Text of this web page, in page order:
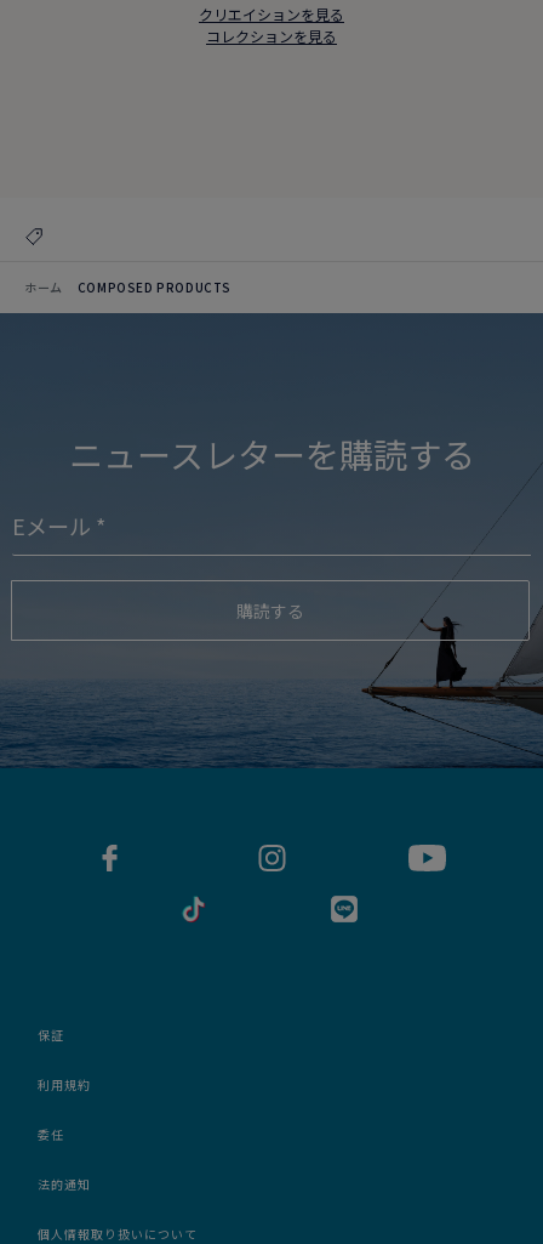
クリエイションを見る
コレクションを見る
ホーム COMPOSED PRODUCTS
ニュースレターを購読する
購読する
保証
利用規約
委任
法的通知
個人情報取り扱いについて